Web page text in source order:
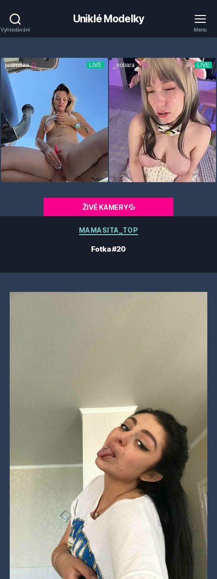
Vyhledávání
Uniklé Modelky
Menu
ŽIVÉ KAMERY💦
Kategorie
MAMASITA_TOP
Fotka #20